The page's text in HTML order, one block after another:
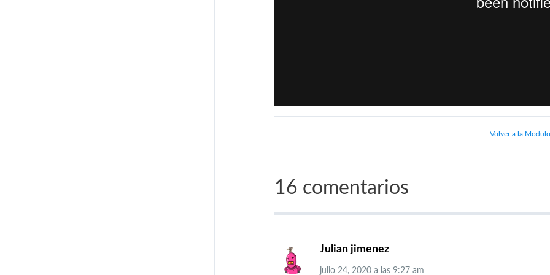
Volver a la Modulo
16 comentarios
Julian jimenez
julio 24, 2020 a las 9:27 am